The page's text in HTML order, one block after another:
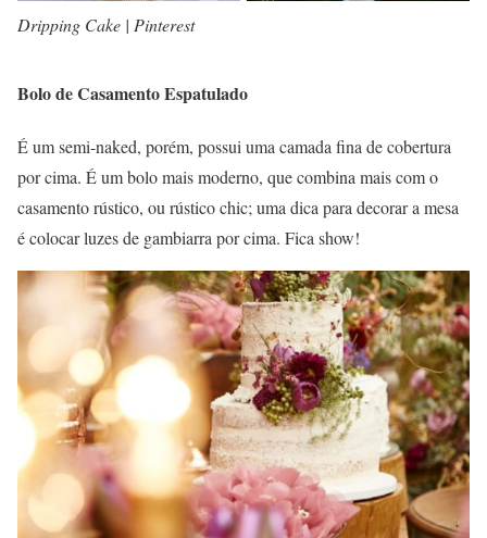
Dripping Cake | Pinterest
Bolo de Casamento Espatulado
É um semi-naked, porém, possui uma camada fina de cobertura
por cima. É um bolo mais moderno, que combina mais com o
casamento rústico, ou rústico chic; uma dica para decorar a mesa
é colocar luzes de gambiarra por cima. Fica show!